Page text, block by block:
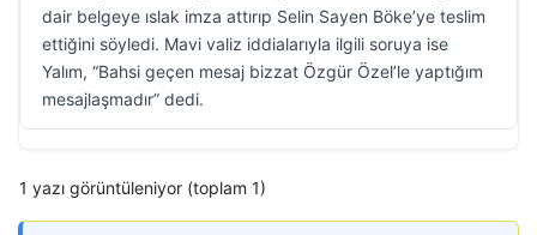
dair belgeye ıslak imza attırıp Selin Sayen Böke’ye teslim
ettiğini söyledi. Mavi valiz iddialarıyla ilgili soruya ise
Yalım, “Bahsi geçen mesaj bizzat Özgür Özel’le yaptığım
mesajlaşmadır” dedi.
1 yazı görüntüleniyor (toplam 1)